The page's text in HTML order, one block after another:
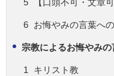
【口頭不可・文章
お悔やみの言葉へ
宗教によるお悔やみ
キリスト教